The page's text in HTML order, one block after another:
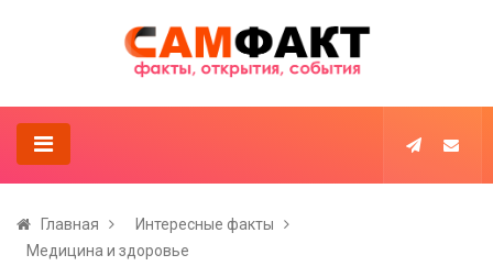
Главная
Интересные факты
Медицина и здоровье